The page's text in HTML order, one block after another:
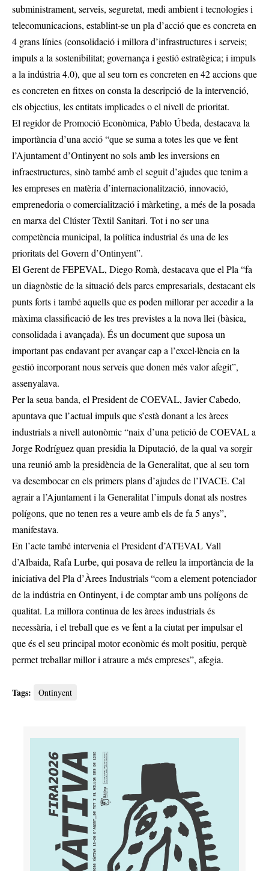
subministrament, serveis, seguretat, medi ambient i tecnologies i
telecomunicacions, establint-se un pla d’acció que es concreta en
4 grans línies (consolidació i millora d’infrastructures i serveis;
impuls a la sostenibilitat; governança i gestió estratègica; i impuls
a la indústria 4.0), que al seu torn es concreten en 42 accions que
es concreten en fitxes on consta la descripció de la intervenció,
els objectius, les entitats implicades o el nivell de prioritat.
El regidor de Promoció Econòmica, Pablo Úbeda, destacava la
importància d’una acció “que se suma a totes les que ve fent
l’Ajuntament d’Ontinyent no sols amb les inversions en
infraestructures, sinò també amb el seguit d’ajudes que tenim a
les empreses en matèria d’internacionalització, innovació,
emprenedoria o comercialització i màrketing, a més de la posada
en marxa del Clúster Tèxtil Sanitari. Tot i no ser una
competència municipal, la política industrial és una de les
prioritats del Govern d’Ontinyent”.
El Gerent de FEPEVAL, Diego Romà, destacava que el Pla “fa
un diagnòstic de la situació dels parcs empresarials, destacant els
punts forts i també aquells que es poden millorar per accedir a la
màxima classificació de les tres previstes a la nova llei (bàsica,
consolidada i avançada). És un document que suposa un
important pas endavant per avançar cap a l’excel·lència en la
gestió incorporant nous serveis que donen més valor afegit”,
assenyalava.
Per la seua banda, el President de COEVAL, Javier Cabedo,
apuntava que l’actual impuls que s’està donant a les àrees
industrials a nivell autonòmic “naix d’una petició de COEVAL a
Jorge Rodríguez quan presidia la Diputació, de la qual va sorgir
una reunió amb la presidència de la Generalitat, que al seu torn
va desembocar en els primers plans d’ajudes de l’IVACE. Cal
agrair a l’Ajuntament i la Generalitat l’impuls donat als nostres
polígons, que no tenen res a veure amb els de fa 5 anys”,
manifestava.
En l’acte també intervenia el President d’ATEVAL Vall
d’Albaida, Rafa Lurbe, qui posava de relleu la importància de la
iniciativa del Pla d’Àrees Industrials “com a element potenciador
de la indústria en Ontinyent, i de comptar amb uns polígons de
qualitat. La millora continua de les àrees industrials és
necessària, i el treball que es ve fent a la ciutat per impulsar el
que és el seu principal motor econòmic és molt positiu, perquè
permet treballar millor i atraure a més empreses”, afegia.
Tags: Ontinyent